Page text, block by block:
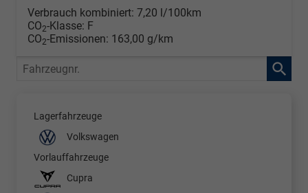
Verbrauch kombiniert: 7,20 l/100km
CO2-Klasse: F
CO2-Emissionen: 163,00 g/km
Fahrzeugnr.
Lagerfahrzeuge
Volkswagen
Vorlauffahrzeuge
Cupra